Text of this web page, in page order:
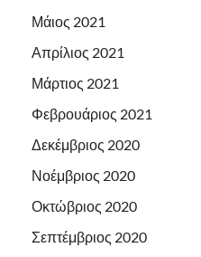
Μάιος 2021
Απρίλιος 2021
Μάρτιος 2021
Φεβρουάριος 2021
Δεκέμβριος 2020
Νοέμβριος 2020
Οκτώβριος 2020
Σεπτέμβριος 2020